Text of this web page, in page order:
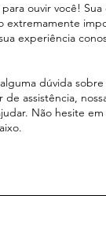
para ouvir você!
extremamente
experiência
dúvida
de assistência,
Não hesite